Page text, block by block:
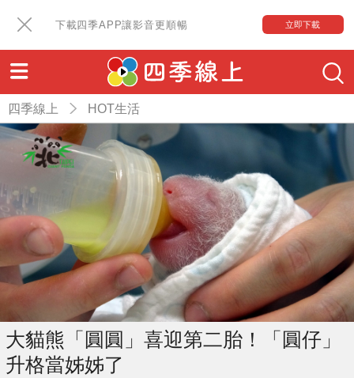
下載四季APP讓影音更順暢 立即下載
四季線上 HOT生活
大貓熊「圓圓」喜迎第二胎！「圓仔」
升格當姊姊了